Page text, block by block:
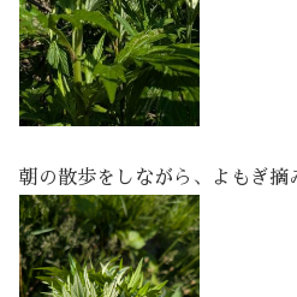
朝の散歩をしながら、よもぎ摘